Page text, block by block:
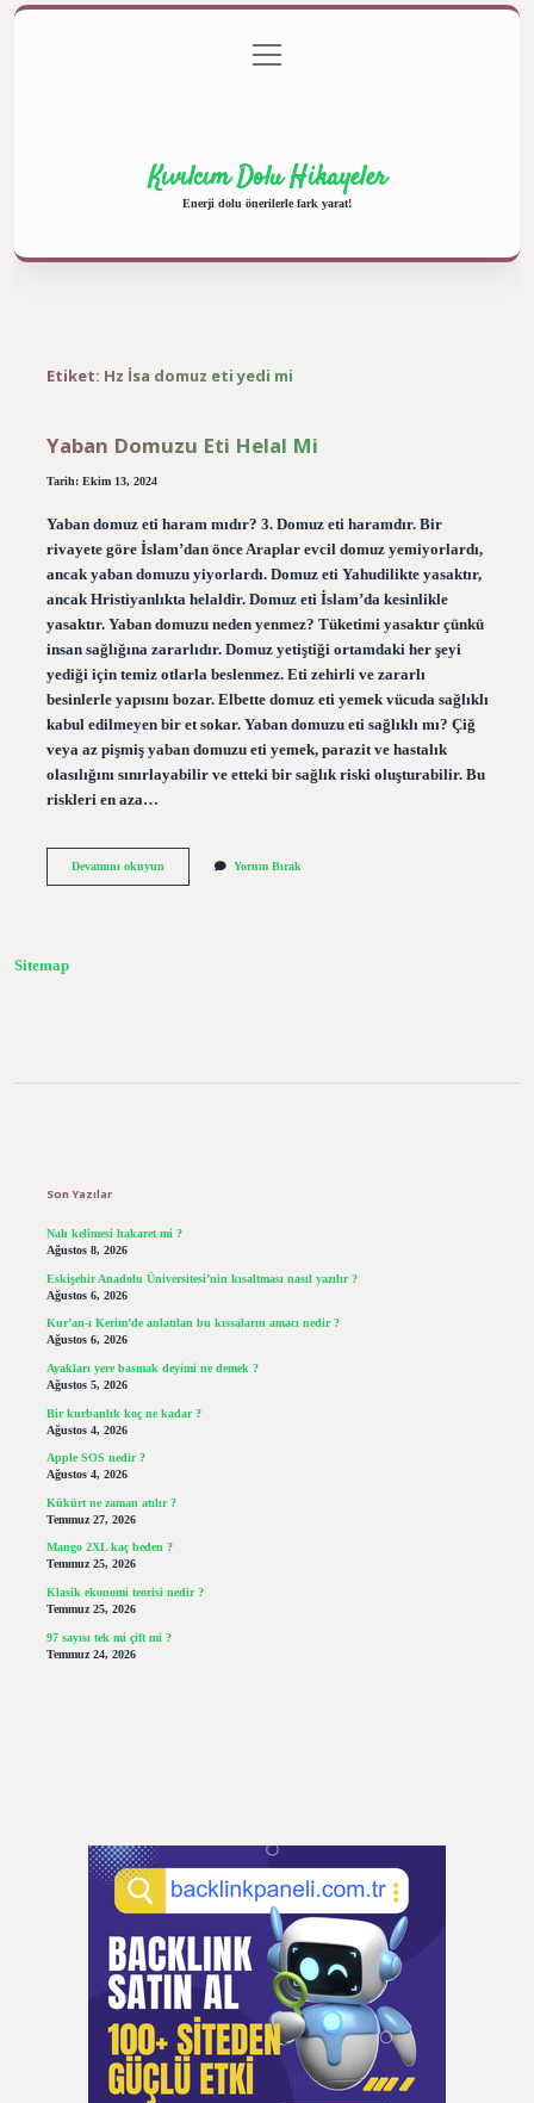
Gizlilik Politikası
menüyü
aç
Kıvılcım Dolu Hikayeler
Enerji dolu önerilerle fark yarat!
Etiket: Hz İsa domuz eti yedi mi
Yaban Domuzu Eti Helal Mi
Tarih: Ekim 13, 2024
Yaban domuz eti haram mıdır? 3. Domuz eti haramdır. Bir
rivayete göre İslam’dan önce Araplar evcil domuz yemiyorlardı,
ancak yaban domuzu yiyorlardı. Domuz eti Yahudilikte yasaktır,
ancak Hristiyanlıkta helaldir. Domuz eti İslam’da kesinlikle
yasaktır. Yaban domuzu neden yenmez? Tüketimi yasaktır çünkü
insan sağlığına zararlıdır. Domuz yetiştiği ortamdaki her şeyi
yediği için temiz otlarla beslenmez. Eti zehirli ve zararlı
besinlerle yapısını bozar. Elbette domuz eti yemek vücuda sağlıklı
kabul edilmeyen bir et sokar. Yaban domuzu eti sağlıklı mı? Çiğ
veya az pişmiş yaban domuzu eti yemek, parazit ve hastalık
olasılığını sınırlayabilir ve etteki bir sağlık riski oluşturabilir. Bu
riskleri en aza…
Devamını okuyunYaban
Yorum Bırak
Sitemap
Son Yazılar
Nah kelimesi hakaret mi ?
Ağustos 8, 2026
Eskişehir Anadolu Üniversitesi’nin kısaltması nasıl yazılır ?
Ağustos 6, 2026
Kur’an-ı Kerim’de anlatılan bu kıssaların amacı nedir ?
Ağustos 6, 2026
Ayakları yere basmak deyimi ne demek ?
Ağustos 5, 2026
Bir kurbanlık koç ne kadar ?
Ağustos 4, 2026
Apple SOS nedir ?
Ağustos 4, 2026
Kükürt ne zaman atılır ?
Temmuz 27, 2026
Mango 2XL kaç beden ?
Temmuz 25, 2026
Klasik ekonomi teorisi nedir ?
Temmuz 25, 2026
97 sayısı tek mi çift mi ?
Temmuz 24, 2026